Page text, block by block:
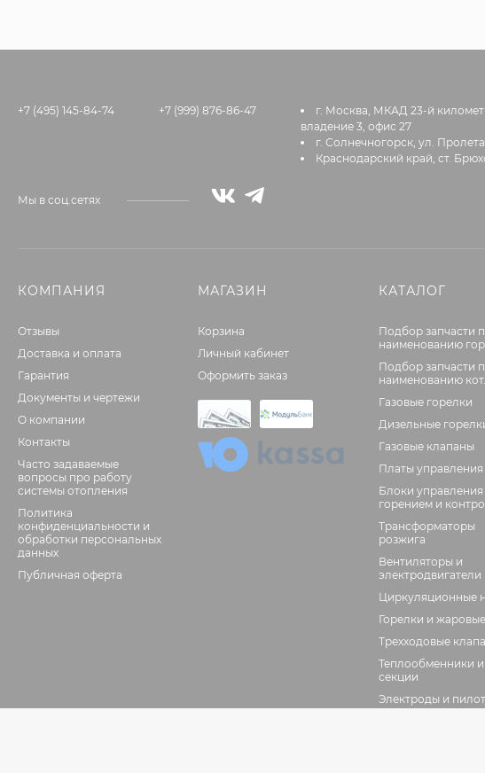
+7 (495) 145-84-74 +7 (999) 876-86-47
г. Москва, МКАД 23-й
владение 3, офис 27
г. Солнечногорск, ул.
Краснодарский край, ст.
Мы в соц.сетях
КОМПАНИЯ
Отзывы
Доставка и оплата
Гарантия
Документы и чертежи
О компании
Контакты
Часто задаваемые
вопросы про работу
системы отопления
Политика
конфиденциальности и
обработки персональных
данных
Публичная оферта
МАГАЗИН
Корзина
Личный кабинет
Оформить заказ
КАТАЛОГ
Подбор запчасти
наименованию
Подбор запчасти
наименованию
Газовые горелки
Дизельные
Газовые клапаны
Платы управления
Блоки управления
горением и
Трансформаторы
розжига
Вентиляторы и
электродвигатели
Циркуляционные
Горелки и
Трехходовые
Теплообменники и
секции
Электроды и
горелки